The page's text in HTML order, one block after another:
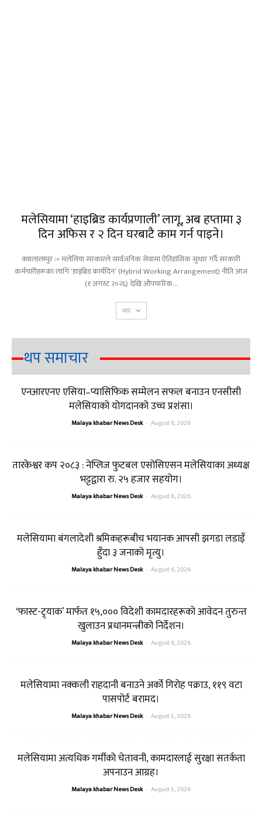
मलेसियामा ‘हाइब्रिड कार्यप्रणाली’ लागू, अब हप्तामा ३
दिन अफिस र २ दिन घरबाटै काम गर्न पाइने।
क्वालालम्पुर := मलेसिया सरकारले सार्वजनिक सेवामा ऐतिहासिक सुधार गर्दै सरकारी
कर्मचारीहरूका लागि ‘हाइब्रिड कार्यदिन’ (Hybrid Working Arrangement) नीति आज
(१ अगस्ट २०२६) देखि औपचारिक...
थप
थप समाचार
एनआरएनए एसिया–प्यासिफिक सम्मेलन सफल बनाउन एनसीसी
मलेसियाको योगदानको उच्च प्रशंसा।
Malaya khabar News Desk - August 6, 2026
तारकेश्वर कप २०८३ : नेप्लिज फुटबल एसोसिएसन मलेसियाका अध्यक्ष
भट्टद्वारा रु. २५ हजार सहयोग।
Malaya khabar News Desk - August 6, 2026
मलेसियामा बंगलादेशी श्रमिकहरूबीच भयानक आपसी झगडा लडाइँ
हुँदा ३ जनाको मृत्यु।
Malaya khabar News Desk - August 6, 2026
‘फास्ट-ट्र्याक’ मार्फत १५,००० विदेशी कामदारहरूको आवेदन तुरुन्त
खुलाउन प्रधानमन्त्रीको निर्देशन।
Malaya khabar News Desk - August 6, 2026
मलेसियामा नक्कली राहदानी बनाउने अर्को गिरोह पक्राउ, ११९ वटा
पासपोर्ट बरामद।
Malaya khabar News Desk - August 5, 2026
मलेसियामा अत्यधिक गर्मीको चेतावनी, कामदारलाई सुरक्षा सतर्कता
अपनाउन आग्रह।
Malaya khabar News Desk - August 5, 2026